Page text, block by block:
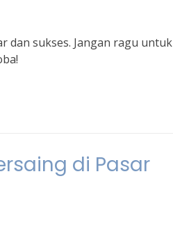
dan sukses. Jangan ragu untuk
di Pasar